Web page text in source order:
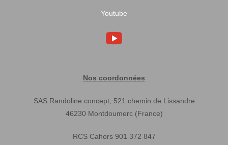
Youtube
Nos coordonnées
SAS Randoline concept, 521 chemin de Lissandre
46230 Montdoumerc (France)
RCS Cahors 901 372 847